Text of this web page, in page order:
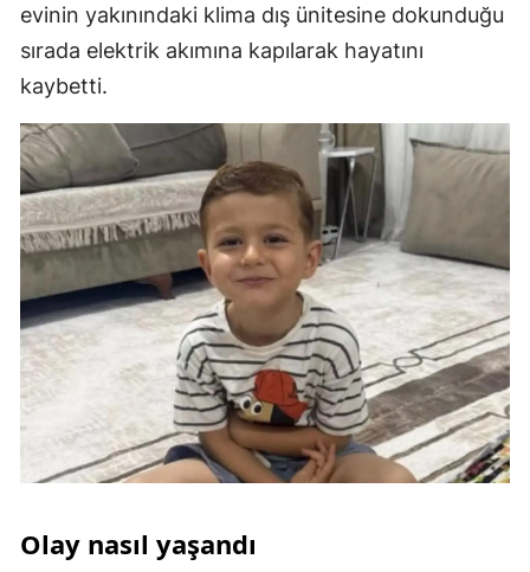
evinin yakınındaki klima dış ünitesine dokunduğu
sırada elektrik akımına kapılarak hayatını
kaybetti.
Olay nasıl yaşandı